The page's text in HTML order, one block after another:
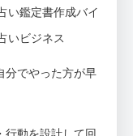
い鑑定書作成バイ
いビジネス
分でやった方が早